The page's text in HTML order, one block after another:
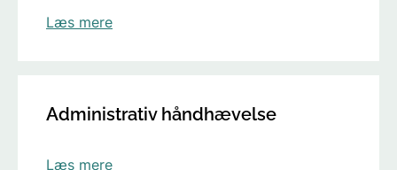
Læs mere
Administrativ håndhævelse
Læs mere